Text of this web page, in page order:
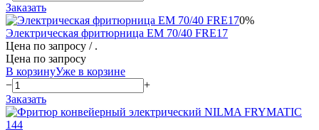
Заказать
0%
Электрическая фритюрница EM 70/40 FRE17
Цена по запросу / .
Цена по запросу
В корзинуУже в корзине
−
+
Заказать